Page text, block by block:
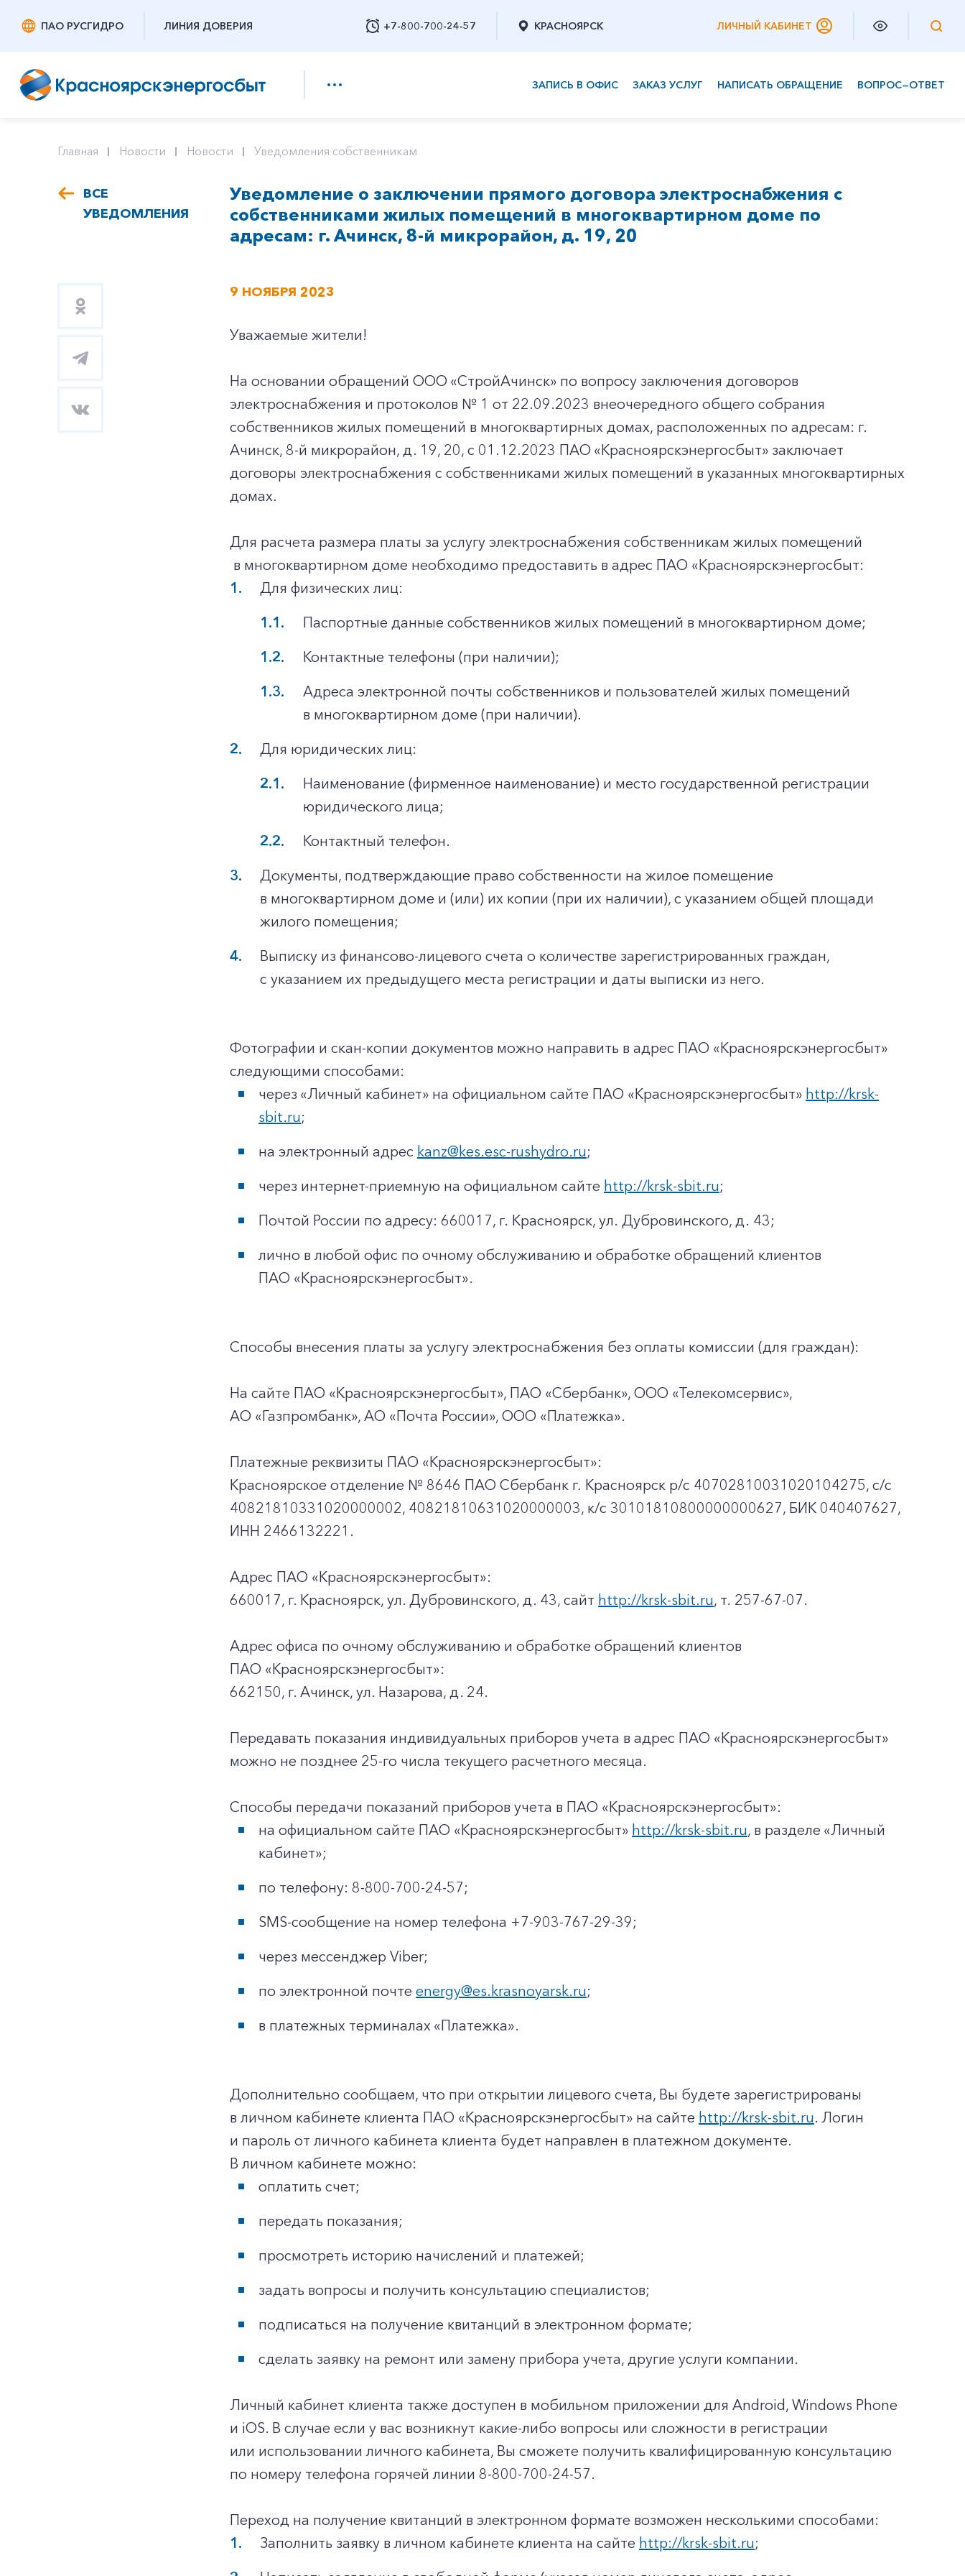
ПАО РУСГИДРО ЛИНИЯ ДОВЕРИЯ +7-800-700-24-57
Заказать обратный звонок
КРАСНОЯРСК ЛИЧНЫЙ КАБИНЕТ
ЗАПИСЬ В ОФИС ЗАКАЗ УСЛУГ НАПИСАТЬ ОБРАЩЕНИЕ ВОПРОС—ОТВЕТ
+7-800-700-24-57
Корпоративным клиентам
Главная Новости Новости Уведомления собственникам
ВСЕ
УВЕДОМЛЕНИЯ
Уведомление о заключении прямого договора электроснабжения с
собственниками жилых помещений в многоквартирном доме по
адресам: г. Ачинск, 8-й микрорайон, д. 19, 20
9 НОЯБРЯ 2023
Уважаемые жители!
На основании обращений ООО «СтройАчинск» по вопросу заключения договоров
электроснабжения и протоколов № 1 от 22.09.2023 внеочередного общего собрания
собственников жилых помещений в многоквартирных домах, расположенных по адресам: г.
Ачинск, 8-й микрорайон, д. 19, 20, с 01.12.2023 ПАО «Красноярскэнергосбыт» заключает
договоры электроснабжения с собственниками жилых помещений в указанных многоквартирных
домах.
Для расчета размера платы за услугу электроснабжения собственникам жилых помещений
в многоквартирном доме необходимо предоставить в адрес ПАО «Красноярскэнергосбыт:
Для физических лиц:
Паспортные данные собственников жилых помещений в многоквартирном доме;
Контактные телефоны (при наличии);
Адреса электронной почты собственников и пользователей жилых помещений
в многоквартирном доме (при наличии).
Для юридических лиц:
Наименование (фирменное наименование) и место государственной регистрации
юридического лица;
Контактный телефон.
Документы, подтверждающие право собственности на жилое помещение
в многоквартирном доме и (или) их копии (при их наличии), с указанием общей площади
жилого помещения;
Выписку из финансово-лицевого счета о количестве зарегистрированных граждан,
с указанием их предыдущего места регистрации и даты выписки из него.
Фотографии и скан-копии документов можно направить в адрес ПАО «Красноярскэнергосбыт»
следующими способами:
через «Личный кабинет» на официальном сайте ПАО «Красноярскэнергосбыт» http://krsk-
sbit.ru;
на электронный адрес kanz@kes.esc-rushydro.ru;
через интернет-приемную на официальном сайте http://krsk-sbit.ru;
Почтой России по адресу: 660017, г. Красноярск, ул. Дубровинского, д. 43;
лично в любой офис по очному обслуживанию и обработке обращений клиентов
ПАО «Красноярскэнергосбыт».
Способы внесения платы за услугу электроснабжения без оплаты комиссии (для граждан):
На сайте ПАО «Красноярскэнергосбыт», ПАО «Сбербанк», ООО «Телекомсервис»,
АО «Газпромбанк», АО «Почта России», ООО «Платежка».
Платежные реквизиты ПАО «Красноярскэнергосбыт»:
Красноярское отделение № 8646 ПАО Сбербанк г. Красноярск p/c 40702810031020104275, с/с
40821810331020000002, 40821810631020000003, к/c 30101810800000000627, БИК 040407627,
ИНН 2466132221.
Адрес ПАО «Красноярскэнергосбыт»:
660017, г. Красноярск, ул. Дубровинского, д. 43, сайт http://krsk-sbit.ru, т. 257-67-07.
Адрес офиса по очному обслуживанию и обработке обращений клиентов
ПАО «Красноярскэнергосбыт»:
662150, г. Ачинск, ул. Назарова, д. 24.
Передавать показания индивидуальных приборов учета в адрес ПАО «Красноярскэнергосбыт»
можно не позднее 25-го числа текущего расчетного месяца.
Способы передачи показаний приборов учета в ПАО «Красноярскэнергосбыт»:
на официальном сайте ПАО «Красноярскэнергосбыт» http://krsk-sbit.ru, в разделе «Личный
кабинет»;
по телефону: 8-800-700-24-57;
SMS-сообщение на номер телефона +7-903-767-29-39;
через мессенджер Viber;
по электронной почте energy@es.krasnoyarsk.ru;
в платежных терминалах «Платежка».
Дополнительно сообщаем, что при открытии лицевого счета, Вы будете зарегистрированы
в личном кабинете клиента ПАО «Красноярскэнергосбыт» на сайте http://krsk-sbit.ru. Логин
и пароль от личного кабинета клиента будет направлен в платежном документе.
В личном кабинете можно:
оплатить счет;
передать показания;
просмотреть историю начислений и платежей;
задать вопросы и получить консультацию специалистов;
подписаться на получение квитанций в электронном формате;
сделать заявку на ремонт или замену прибора учета, другие услуги компании.
Личный кабинет клиента также доступен в мобильном приложении для Android, Windows Phone
и iOS. В случае если у вас возникнут какие-либо вопросы или сложности в регистрации
или использовании личного кабинета, Вы сможете получить квалифицированную консультацию
по номеру телефона горячей линии 8-800-700-24-57.
Переход на получение квитанций в электронном формате возможен несколькими способами:
Заполнить заявку в личном кабинете клиента на сайте http://krsk-sbit.ru;